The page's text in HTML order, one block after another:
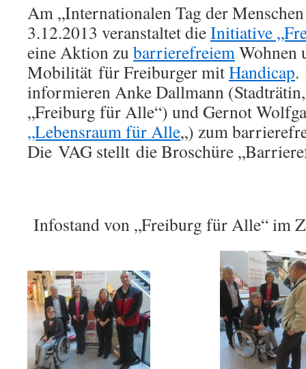
Am „Internationalen Tag der
3.12.2013 veranstaltet dieInitiative
eine Aktion zu barrierefreiemWohnen
Mobilität für Freiburger mitHandicap.
informieren Anke Dallmann
„Freiburg für Alle“) und Gernot
„Lebensraum für Alle„) zum
Die VAG stellt die Broschüre
Infostand von „Freiburg für Alle“ im